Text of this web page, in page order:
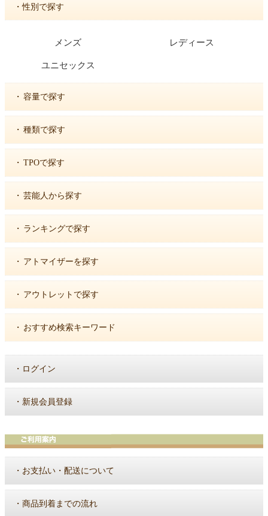
・性別で探す
メンズ レディース
ユニセックス
・ 容量で探す
・ 種類で探す
・ TPOで探す
・ 芸能人から探す
・ ランキングで探す
・ アトマイザーを探す
・ アウトレットで探す
・ おすすめ検索キーワード
・ ログイン
・ 新規会員登録
・ お支払い・配送について
・ 商品到着までの流れ